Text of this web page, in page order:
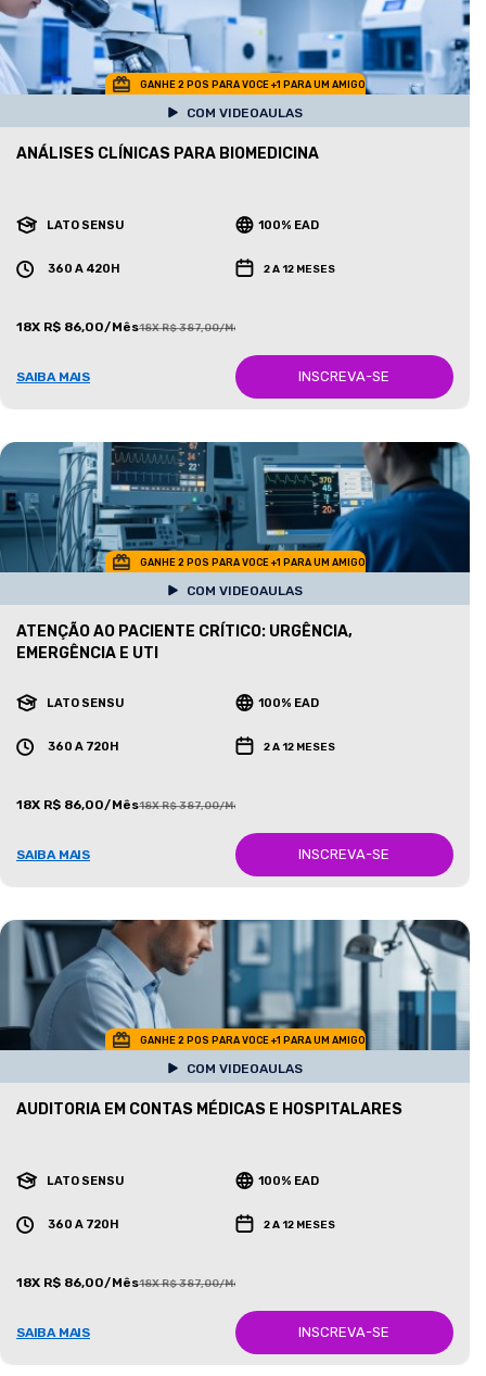
GANHE 2 POS PARA VOCE +1 PARA UM AMIGO
COM VIDEOAULAS
ANÁLISES CLÍNICAS PARA BIOMEDICINA
LATO SENSU 100% EAD
360 A 420H 2 A 12 MESES
18X R$ 86,00/Mês18X R$ 387,00/Mês
SAIBA MAIS INSCREVA-SE
GANHE 2 POS PARA VOCE +1 PARA UM AMIGO
COM VIDEOAULAS
ATENÇÃO AO PACIENTE CRÍTICO: URGÊNCIA,
EMERGÊNCIA E UTI
LATO SENSU 100% EAD
360 A 720H 2 A 12 MESES
18X R$ 86,00/Mês18X R$ 387,00/Mês
SAIBA MAIS INSCREVA-SE
GANHE 2 POS PARA VOCE +1 PARA UM AMIGO
COM VIDEOAULAS
AUDITORIA EM CONTAS MÉDICAS E HOSPITALARES
LATO SENSU 100% EAD
360 A 720H 2 A 12 MESES
18X R$ 86,00/Mês18X R$ 387,00/Mês
SAIBA MAIS INSCREVA-SE